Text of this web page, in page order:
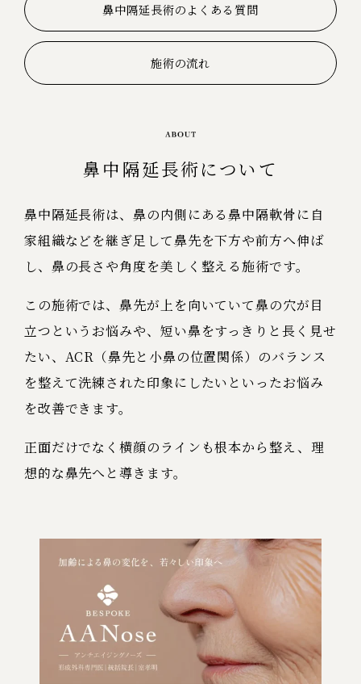
鼻中隔延長術のよくある質問
施術の流れ
鼻中隔延長術について
鼻中隔延長術は、鼻の内側にある鼻中隔軟骨に自
家組織などを継ぎ足して鼻先を下方や前方へ伸ば
し、鼻の長さや角度を美しく整える施術です。
この施術では、鼻先が上を向いていて鼻の穴が目
立つというお悩みや、短い鼻をすっきりと長く見せ
たい、ACR（鼻先と小鼻の位置関係）のバランス
を整えて洗練された印象にしたいといったお悩み
を改善できます。
正面だけでなく横顔のラインも根本から整え、理
想的な鼻先へと導きます。